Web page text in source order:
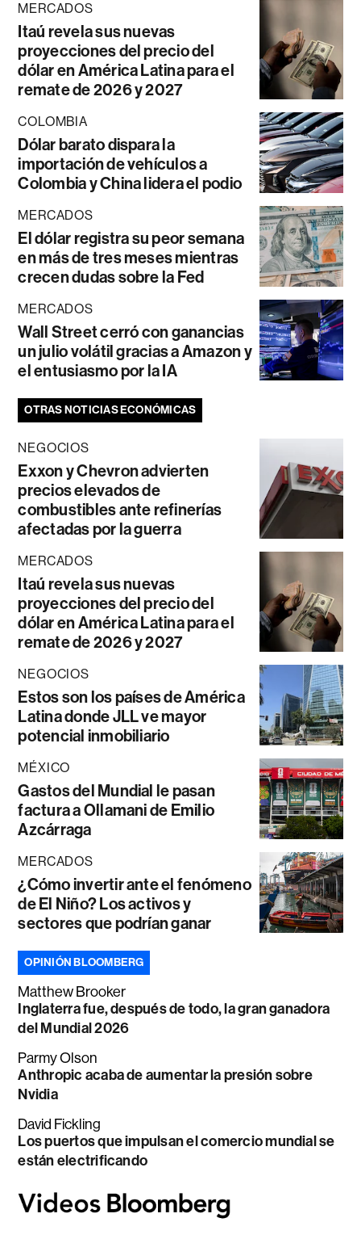
MERCADOS
Itaú revela sus nuevas
proyecciones del precio del
dólar en América Latina para el
remate de 2026 y 2027
COLOMBIA
Dólar barato dispara la
importación de vehículos a
Colombia y China lidera el podio
MERCADOS
El dólar registra su peor semana
en más de tres meses mientras
crecen dudas sobre la Fed
MERCADOS
Wall Street cerró con ganancias
un julio volátil gracias a Amazon y
el entusiasmo por la IA
OTRAS NOTICIAS ECONÓMICAS
NEGOCIOS
Exxon y Chevron advierten
precios elevados de
combustibles ante refinerías
afectadas por la guerra
MERCADOS
Itaú revela sus nuevas
proyecciones del precio del
dólar en América Latina para el
remate de 2026 y 2027
NEGOCIOS
Estos son los países de América
Latina donde JLL ve mayor
potencial inmobiliario
MÉXICO
Gastos del Mundial le pasan
factura a Ollamani de Emilio
Azcárraga
MERCADOS
¿Cómo invertir ante el fenómeno
de El Niño? Los activos y
sectores que podrían ganar
OPINIÓN BLOOMBERG
Matthew Brooker
Inglaterra fue, después de todo, la gran ganadora
del Mundial 2026
Parmy Olson
Anthropic acaba de aumentar la presión sobre
Nvidia
David Fickling
Los puertos que impulsan el comercio mundial se
están electrificando